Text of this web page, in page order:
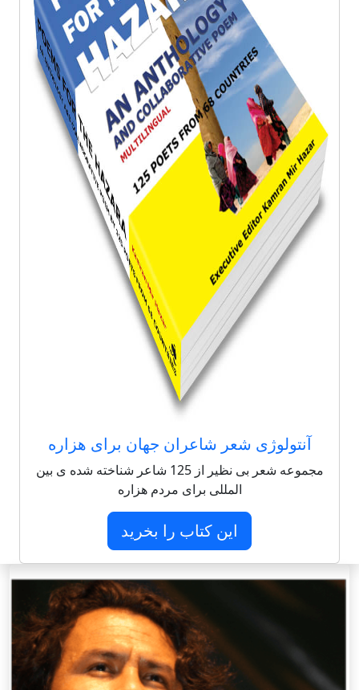
آنتولوژی شعر شاعران جهان برای هزاره
مجموعه شعر بی نظیر از 125 شاعر شناخته شده ی بین
المللی برای مردم هزاره
این کتاب را بخرید